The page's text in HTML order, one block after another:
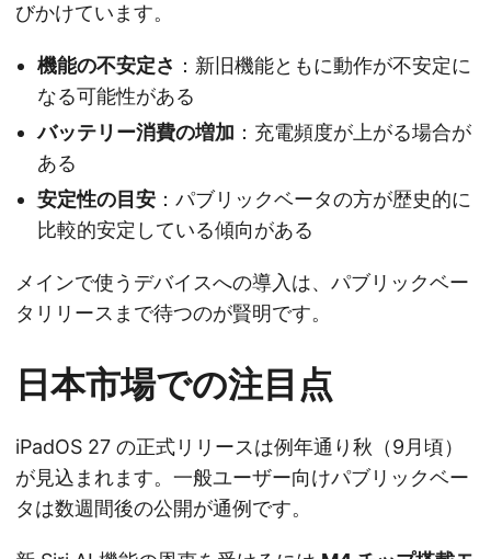
びかけています。
機能の不安定さ ：新旧機能ともに動作が不安定に
なる可能性がある
バッテリー消費の増加 ：充電頻度が上がる場合が
ある
安定性の目安 ：パブリックベータの方が歴史的に
比較的安定している傾向がある
メインで使うデバイスへの導入は、パブリックベー
タリリースまで待つのが賢明です。
日本市場での注目点
iPadOS 27 の正式リリースは例年通り秋（9月頃）
が見込まれます。一般ユーザー向けパブリックベー
タは数週間後の公開が通例です。